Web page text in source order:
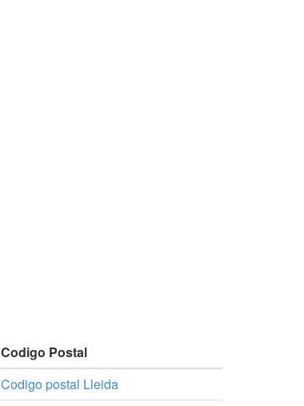
Codigo Postal
Codigo postal Lleida